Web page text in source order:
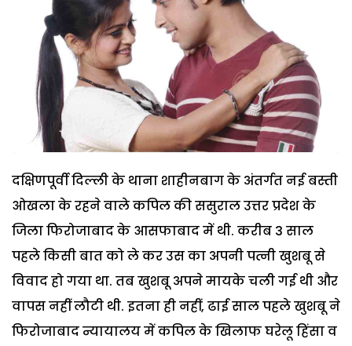
दक्षिणपूर्वी दिल्ली के थाना शाहीनबाग के अंतर्गत नई बस्ती
ओखला के रहने वाले कपिल की ससुराल उत्तर प्रदेश के
जिला फिरोजाबाद के आसफाबाद में थी. करीब 3 साल
पहले किसी बात को ले कर उस का अपनी पत्नी खुशबू से
विवाद हो गया था. तब खुशबू अपने मायके चली गई थी और
वापस नहीं लौटी थी. इतना ही नहीं, ढाई साल पहले खुशबू ने
फिरोजाबाद न्यायालय में कपिल के खिलाफ घरेलू हिंसा व